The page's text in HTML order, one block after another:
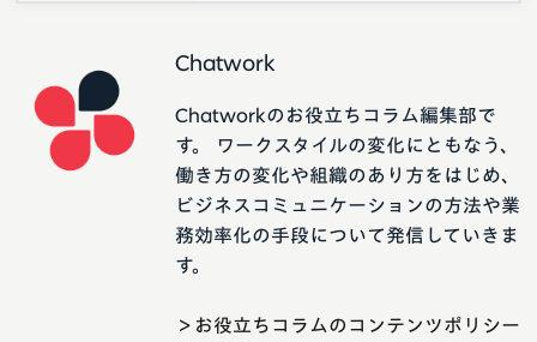
Chatwork
Chatworkのお役立ちコラム編集部で
す。 ワークスタイルの変化にともなう、
働き方の変化や組織のあり方をはじめ、
ビジネスコミュニケーションの方法や業
務効率化の手段について発信していきま
す。
＞お役立ちコラムのコンテンツポリシー